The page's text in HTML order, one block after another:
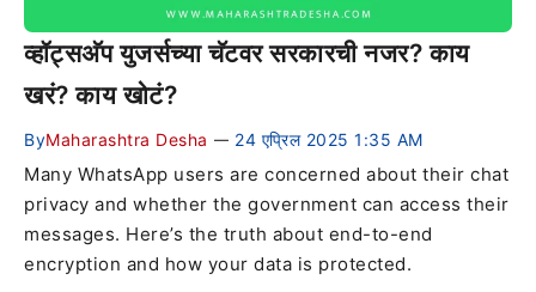
व्हॉट्सअ‍ॅप युजर्सच्या चॅटवर सरकारची नजर? काय
खरं? काय खोटं?
ByMaharashtra Desha — 24 एप्रिल 2025 1:35 AM
Many WhatsApp users are concerned about their chat
privacy and whether the government can access their
messages. Here’s the truth about end-to-end
encryption and how your data is protected.